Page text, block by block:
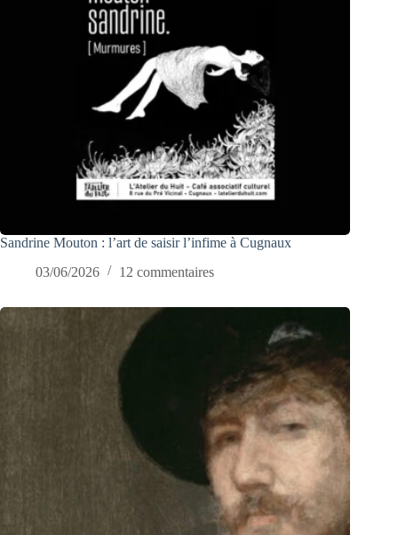
Sandrine Mouton : l’art de saisir l’infime à Cugnaux
03/06/2026
12 commentaires